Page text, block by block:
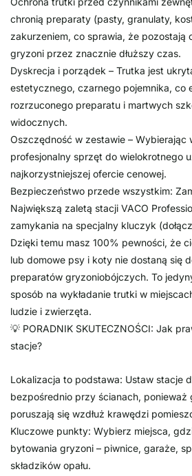
chronią preparaty (pasty, granulaty,
zakurzeniem, co sprawia, że pozostają
gryzoni przez znacznie dłuższy czas.
Dyskrecja i porządek – Trutka jest
estetycznego, czarnego pojemnika, co
rozrzuconego preparatu i martwych
widocznych.
Oszczędność w zestawie – Wybierając
profesjonalny sprzęt do wielokrotnego
najkorzystniejszej ofercie cenowej.
Bezpieczeństwo przede wszystkim:
Największą zaletą stacji VACO
zamykania na specjalny kluczyk
Dzięki temu masz 100% pewności, że
lub domowe psy i koty nie dostaną się
preparatów gryzoniobójczych. To
sposób na wykładanie trutki w
ludzie i zwierzęta.
💡 PORADNIK SKUTECZNOŚCI: Jak
stacje?
Lokalizacja to podstawa: Ustaw stacje
bezpośrednio przy ścianach, ponieważ
poruszają się wzdłuż krawędzi
Kluczowe punkty: Wybierz miejsca,
bytowania gryzoni – piwnice, garaże,
składzików opału.